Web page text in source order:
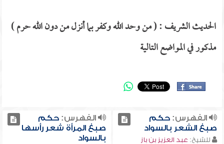
الحديث الشريف : ( من وحد الله وكفر بما أنزل من دون الله حرم )
مذكور في المواضع التالية
الفهرس:حكم
صبغ الشعر بالسواد
للشيخ: عبد العزيز بن باز
الفهرس:حكم
صبغ المرأة شعر رأسها
بالسواد